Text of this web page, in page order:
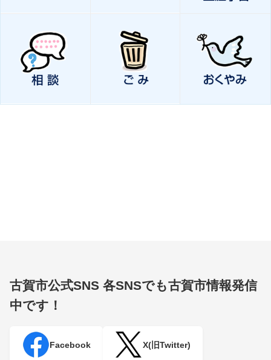
古賀市公式SNS 各SNSでも古賀市情報発信
中です！
Facebook X(旧Twitter)